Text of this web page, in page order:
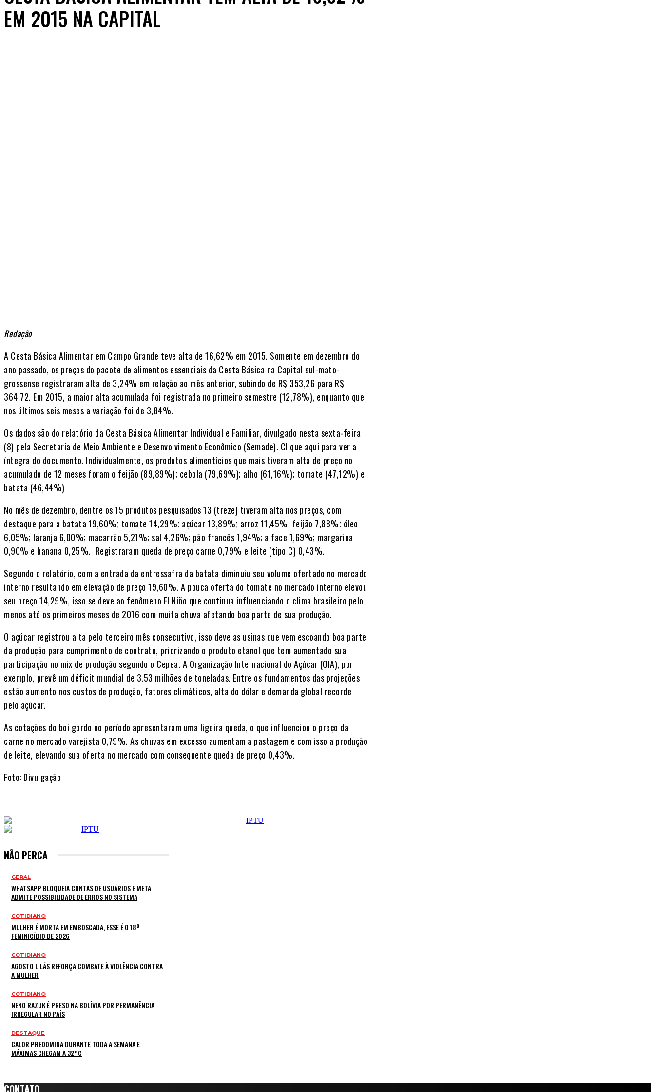
EM 2015 NA CAPITAL
Redação
A Cesta Básica Alimentar em Campo Grande teve alta de 16,62% em 2015. Somente em dezembro do
ano passado, os preços do pacote de alimentos essenciais da Cesta Básica na Capital sul-mato-
grossense registraram alta de 3,24% em relação ao mês anterior, subindo de R$ 353,26 para R$
364,72. Em 2015, a maior alta acumulada foi registrada no primeiro semestre (12,78%), enquanto que
nos últimos seis meses a variação foi de 3,84%.
Os dados são do relatório da Cesta Básica Alimentar Individual e Familiar, divulgado nesta sexta-feira
(8) pela Secretaria de Meio Ambiente e Desenvolvimento Econômico (Semade). Clique aqui para ver a
íntegra do documento. Individualmente, os produtos alimentícios que mais tiveram alta de preço no
acumulado de 12 meses foram o feijão (89,89%); cebola (79,69%); alho (61,16%); tomate (47,12%) e
batata (46,44%)
No mês de dezembro, dentre os 15 produtos pesquisados 13 (treze) tiveram alta nos preços, com
destaque para a batata 19,60%; tomate 14,29%; açúcar 13,89%; arroz 11,45%; feijão 7,88%; óleo
6,05%; laranja 6,00%; macarrão 5,21%; sal 4,26%; pão francês 1,94%; alface 1,69%; margarina
0,90% e banana 0,25%. Registraram queda de preço carne 0,79% e leite (tipo C) 0,43%.
Segundo o relatório, com a entrada da entressafra da batata diminuiu seu volume ofertado no mercado
interno resultando em elevação de preço 19,60%. A pouca oferta do tomate no mercado interno elevou
seu preço 14,29%, isso se deve ao fenômeno El Niño que continua influenciando o clima brasileiro pelo
menos até os primeiros meses de 2016 com muita chuva afetando boa parte de sua produção.
O açúcar registrou alta pelo terceiro mês consecutivo, isso deve as usinas que vem escoando boa parte
da produção para cumprimento de contrato, priorizando o produto etanol que tem aumentado sua
participação no mix de produção segundo o Cepea. A Organização Internacional do Açúcar (OIA), por
exemplo, prevê um déficit mundial de 3,53 milhões de toneladas. Entre os fundamentos das projeções
estão aumento nos custos de produção, fatores climáticos, alta do dólar e demanda global recorde
pelo açúcar.
As cotações do boi gordo no período apresentaram uma ligeira queda, o que influenciou o preço da
carne no mercado varejista 0,79%. As chuvas em excesso aumentam a pastagem e com isso a produção
de leite, elevando sua oferta no mercado com consequente queda de preço 0,43%.
Foto: Divulgação
NÃO PERCA
GERAL
WHATSAPP BLOQUEIA CONTAS DE USUÁRIOS E META
ADMITE POSSIBILIDADE DE ERROS NO SISTEMA
COTIDIANO
MULHER É MORTA EM EMBOSCADA, ESSE É O 18º
FEMINICÍDIO DE 2026
COTIDIANO
AGOSTO LILÁS REFORÇA COMBATE À VIOLÊNCIA CONTRA
A MULHER
COTIDIANO
NENO RAZUK É PRESO NA BOLÍVIA POR PERMANÊNCIA
IRREGULAR NO PAÍS
DESTAQUE
CALOR PREDOMINA DURANTE TODA A SEMANA E
MÁXIMAS CHEGAM A 32°C